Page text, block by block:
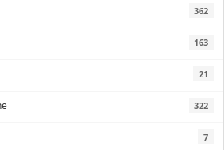
362
163
21
322
7